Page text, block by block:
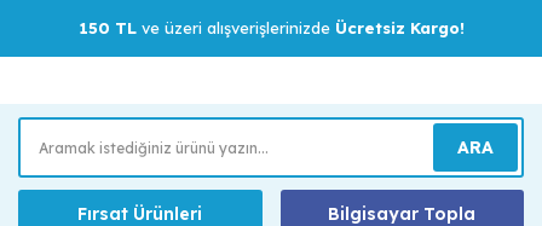
150 TLve üzeri alışverişlerinizde Ücretsiz Kargo!
ARA
Fırsat Ürünleri Bilgisayar Topla